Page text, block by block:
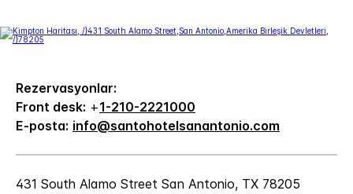
Rezervasyonlar:
Front desk: +1-210-2221000
E-posta: info@santohotelsanantonio.com
431 South Alamo Street San Antonio, TX 78205